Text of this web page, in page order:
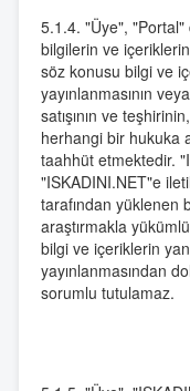
5.1.4. "Üye", "Portal"
bilgilerin ve
söz konusu bilgi ve
yayınlanmasının
satışının ve
herhangi bir hukuka
taahhüt etmektedir.
"ISKADINI.NET"e
tarafından yüklenen
araştırmakla
bilgi ve içeriklerin
yayınlanmasından
sorumlu tutulamaz.